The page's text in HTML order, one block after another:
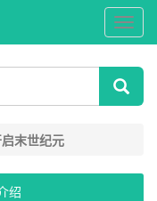
流
岚
说
网
末世纪元
绍